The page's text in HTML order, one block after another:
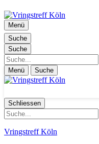
Menü
Suche
Suche
Suche
Menü Suche
Schliessen
Suche
Vringstreff Köln